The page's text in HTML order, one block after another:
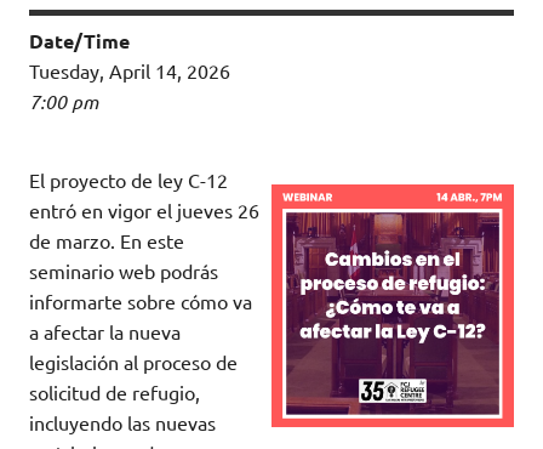
Date/Time
Tuesday, April 14, 2026
7:00 pm
El proyecto de ley C-12
entró en vigor el jueves 26
de marzo. En este
seminario web podrás
informarte sobre cómo va
a afectar la nueva
legislación al proceso de
solicitud de refugio,
incluyendo las nuevas